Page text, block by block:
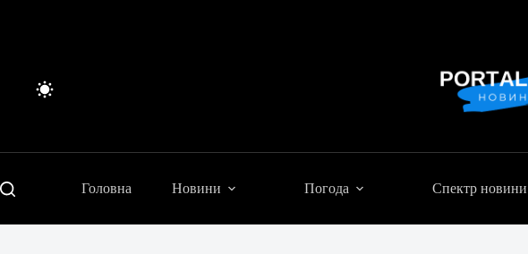
Головна Новини Погода Спектр новини